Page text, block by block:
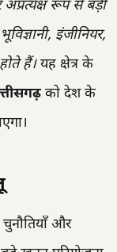
अप्रत्यक्ष रूप से बड़ी
इंजीनियर,
हैं।यह क्षेत्र के
को देश के
और